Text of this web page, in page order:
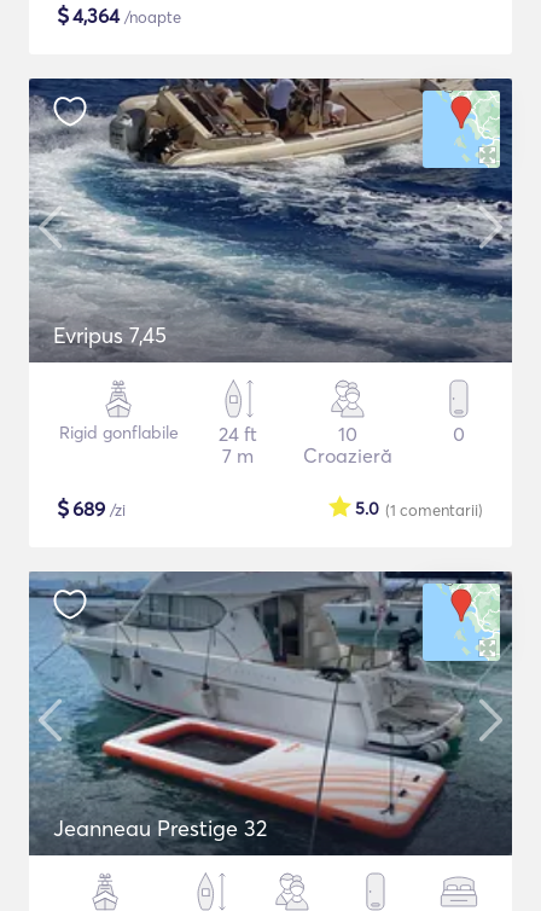
$4,364/noapte
Evripus 7,45
Rigid gonflabile
24 ft
7 m
10
Croazieră
0
$689 /zi (1 comentarii)
5.0
Jeanneau Prestige 32